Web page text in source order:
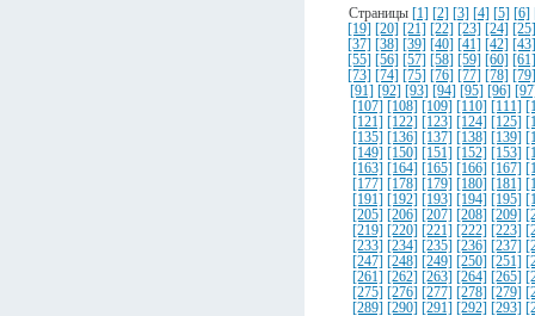
Страницы [1] [2] [3] [4] [5] [6]
[19]
[20] [21] [22] [23] [24]
[25]
[37]
[38] [39] [40] [41] [42]
[43]
[55]
[56] [57] [58] [59] [60]
[61]
[73]
[74] [75] [76] [77] [78]
[79]
[91]
[92] [93] [94] [95] [96]
[107]
[108] [109] [110] [111]
[121]
[122] [123] [124] [125]
[135]
[136] [137] [138] [139]
[149]
[150] [151] [152] [153]
[163]
[164] [165] [166] [167]
[177]
[178] [179] [180] [181]
[191]
[192] [193] [194] [195]
[205]
[206] [207] [208] [209]
[219]
[220] [221] [222] [223]
[233]
[234] [235] [236] [237]
[247]
[248] [249] [250] [251]
[261]
[262] [263] [264] [265]
[275]
[276] [277] [278] [279]
[289]
[290] [291] [292] [293]